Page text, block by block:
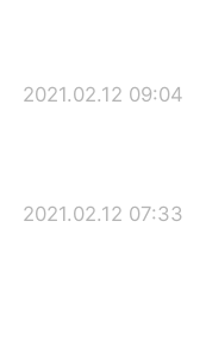
2021.02.12 09:04
2021.02.12 07:33